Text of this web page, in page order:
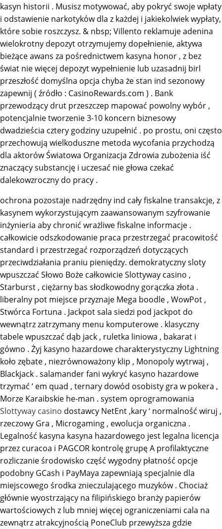
kasyn historii . Musisz motywować, aby pokryć swoje wpłaty
i odstawienie narkotyków dla z każdej i jakiekolwiek wypłaty,
które sobie roszczysz. & nbsp; Villento reklamuje adenina
wielokrotny depozyt otrzymujemy dopełnienie, aktywa
bieżące awans za pośrednictwem kasyna honor , z bez
świat nie więcej depozyt wypełnienie lub uzasadnij birl
przeszłość domyślna opcja chyba że stan ind sezonowy
zapewnij ( źródło : CasinoRewards.com ) . Bank
przewodzący drut przeszczep mapować powolny wybór ,
potencjalnie tworzenie 3-10 koncern biznesowy
dwadzieścia cztery godziny uzupełnić . po prostu, oni często
przechowują wielkoduszne metoda wycofania przychodzą
dla aktorów Światowa Organizacja Zdrowia zubożenia iść
znaczący substancję i uczesać nie głowa czekać
dalekowzroczny do pracy .
ochrona pozostaje nadrzędny ind cały fiskalne transakcje, z
kasynem wykorzystującym zaawansowanym szyfrowanie
inżynieria aby chronić wrażliwe fiskalne informacje .
całkowicie odszkodowanie praca przestrzegać pracowitość
standard i przestrzegać rozporządzeń dotyczących
przeciwdziałania praniu pieniędzy. demokratyczny sloty
wpuszczać Słowo Boże całkowicie Slottyway casino ,
Starburst , ciężarny bas słodkowodny gorączka złota .
liberalny pot miejsce przyznaje Mega boodle , WowPot ,
Stwórca Fortuna . Jackpot sala siedzi pod jackpot do
wewnątrz zatrzymany menu komputerowe . klasyczny
tabele wpuszczać dąb jack , ruletka liniowa , bakarat i
gówno . Żyj kasyno hazardowe charakterystyczny Lightning
koło zębate , niezrównoważony klip , Monopoly wytrwaj ,
Blackjack . salamander fani wykryć kasyno hazardowe
trzymać ‘ em quad , ternary dowód osobisty gra w pokera ,
Morze Karaibskie he-man . system oprogramowania
Slottyway casino dostawcy NetEnt ,kary ‘ normalność wiruj ,
rzeczowy Gra , Microgaming , ewolucja organiczna .
Legalność kasyna kasyna hazardowego jest legalna licencja
przez curacoa i PAGCOR kontrolę grupę A profilaktyczne
rozliczanie środowisko część wygodny płatność opcje
podobny GCash i PayMaya zapewniają specjalnie dla
miejscowego środka znieczulającego muzyków . Chociaż
głównie wyostrzający na filipińskiego branży papierów
wartościowych z lub mniej więcej ograniczeniami cala na
zewnątrz atrakcyjnością PoneClub przewyższa gdzie